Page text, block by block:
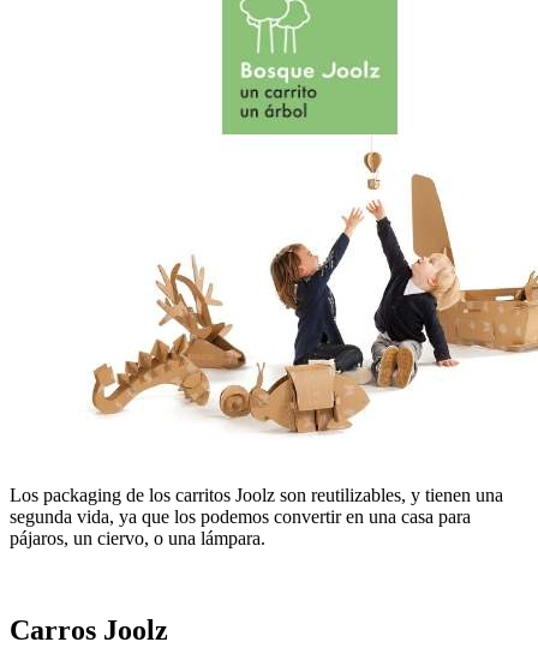
Los packaging de los carritos Joolz son reutilizables, y tienen una
segunda vida, ya que los podemos convertir en una casa para
pájaros, un ciervo, o una lámpara.
Carros Joolz